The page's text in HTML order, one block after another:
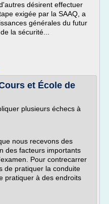
désirent effectuer
exigée par la SAAQ, a
générales du futur
la sécurité...
et École de
plusieurs échecs à
nous recevons des
des facteurs importants
Pour contrecarrer
de pratiquer la conduite
pratiquer à des endroits